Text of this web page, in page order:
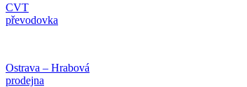
CVT
převodovka
Ostrava – Hrabová
prodejna